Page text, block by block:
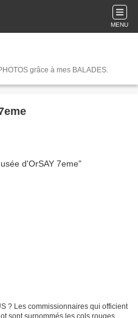
MENU
grâce à mes BALADES.
? Les commissionnaires qui officient
sont surnommés les cols rouges.